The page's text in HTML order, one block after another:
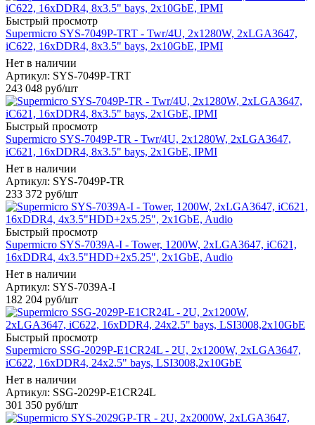
Быстрый просмотр
Supermicro SYS-7049P-TRT - Twr/4U, 2x1280W, 2xLGA3647,
iC622, 16xDDR4, 8x3.5" bays, 2x10GbE, IPMI
Нет в наличии
Артикул: SYS-7049P-TRT
243 048 руб/шт
Быстрый просмотр
Supermicro SYS-7049P-TR - Twr/4U, 2x1280W, 2xLGA3647,
iC621, 16xDDR4, 8x3.5" bays, 2x1GbE, IPMI
Нет в наличии
Артикул: SYS-7049P-TR
233 372 руб/шт
Быстрый просмотр
Supermicro SYS-7039A-I - Tower, 1200W, 2xLGA3647, iC621,
16xDDR4, 4x3.5"HDD+2x5.25", 2x1GbE, Audio
Нет в наличии
Артикул: SYS-7039A-I
182 204 руб/шт
Быстрый просмотр
Supermicro SSG-2029P-E1CR24L - 2U, 2x1200W, 2xLGA3647,
iC622, 16xDDR4, 24x2.5" bays, LSI3008,2x10GbE
Нет в наличии
Артикул: SSG-2029P-E1CR24L
301 350 руб/шт